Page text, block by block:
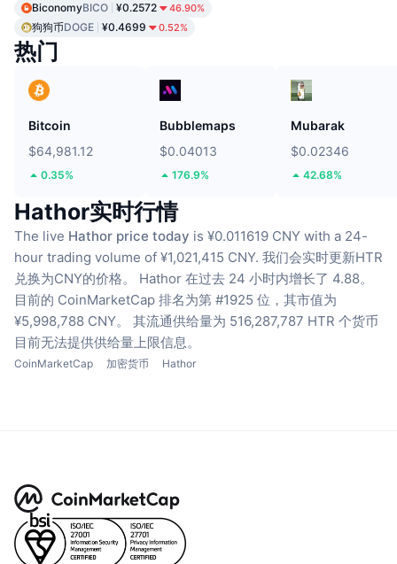
BiconomyBICO ¥0.2572 46.90%
狗狗币DOGE ¥0.4699 0.52%
热门
Bitcoin
$64,981.12
0.35%
Bubblemaps
$0.04013
176.9%
Mubarak
$0.02346
42.68%
Hathor实时行情
The live Hathor price today is ¥0.011619 CNY with a 24-
hour trading volume of ¥1,021,415 CNY. 我们会实时更新HTR
兑换为CNY的价格。
Hathor 在过去 24 小时内增长了 4.88。
目前的 CoinMarketCap 排名为第 #1925 位，其市值为
¥5,998,788 CNY。
其流通供给量为 516,287,787 HTR 个货币
目前无法提供供给量上限信息。
CoinMarketCap 加密货币 Hathor